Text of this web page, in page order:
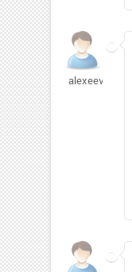
alexeevich492